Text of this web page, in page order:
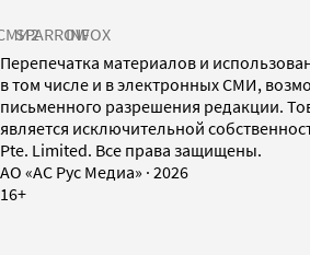
SPARROWINFOX
Перепечатка материалов и
в том числе и в электронных СМИ,
письменного разрешения редакции.
является исключительной
Pte. Limited. Все права защищены.
AO «АС Рус Медиа» · 2026
16+